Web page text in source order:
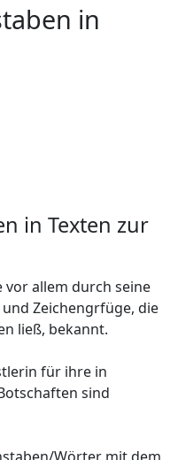
in
in Texten zur
allem durch seine
Zeichengrfüge, die
ließ, bekannt.
für ihre in
sind